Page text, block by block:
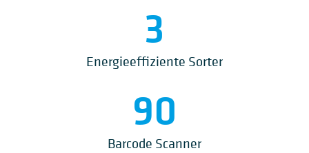
3
Energieeffiziente Sorter
90
Barcode Scanner